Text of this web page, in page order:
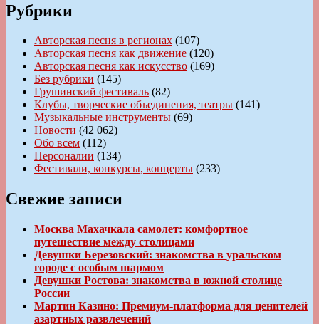
Рубрики
Авторская песня в регионах (107)
Авторская песня как движение (120)
Авторская песня как искусство (169)
Без рубрики (145)
Грушинский фестиваль (82)
Клубы, творческие объединения, театры (141)
Музыкальные инструменты (69)
Новости (42 062)
Обо всем (112)
Персоналии (134)
Фестивали, конкурсы, концерты (233)
Свежие записи
Москва Махачкала самолет: комфортное
путешествие между столицами
Девушки Березовский: знакомства в уральском
городе с особым шармом
Девушки Ростова: знакомства в южной столице
России
Мартин Казино: Премиум-платформа для ценителей
азартных развлечений